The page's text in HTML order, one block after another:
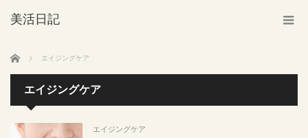
美活日記
ホーム エイジングケア
エイジングケア
エイジングケア